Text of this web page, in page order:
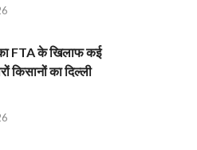
FTA के खिलाफ कई
किसानों का दिल्ली